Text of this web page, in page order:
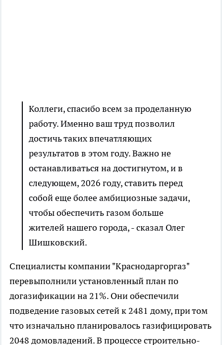
Коллеги, спасибо всем за проделанную
работу. Именно ваш труд позволил
достичь таких впечатляющих
результатов в этом году. Важно не
останавливаться на достигнутом, и в
следующем, 2026 году, ставить перед
собой еще более амбициозные задачи,
чтобы обеспечить газом больше
жителей нашего города, - сказал Олег
Шишковский.
Специалисты компании "Краснодаргоргаз"
перевыполнили установленный план по
догазификации на 21%. Они обеспечили
подведение газовых сетей к 2481 дому, при том
что изначально планировалось газифицировать
2048 домовладений. В процессе строительно-